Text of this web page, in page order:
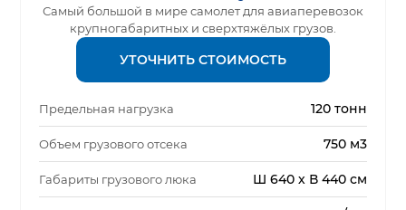
Самый большой в мире самолет для авиаперевозок
крупногабаритных и сверхтяжёлых грузов.
УТОЧНИТЬ СТОИМОСТЬ
Предельная нагрузка 120 тонн
Объем грузового отсека 750 м3
Габариты грузового люка Ш 640 х В 440 см